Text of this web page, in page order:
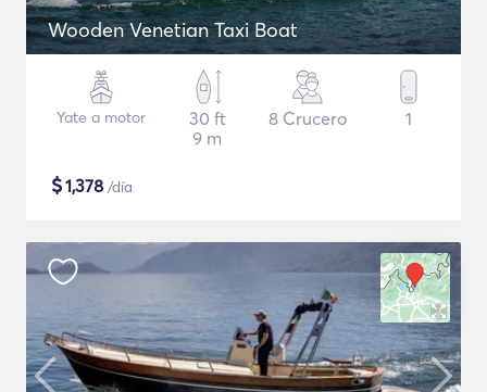
Wooden Venetian Taxi Boat
Yate a motor
30 ft
9 m
8 Crucero 1
$1,378 /día